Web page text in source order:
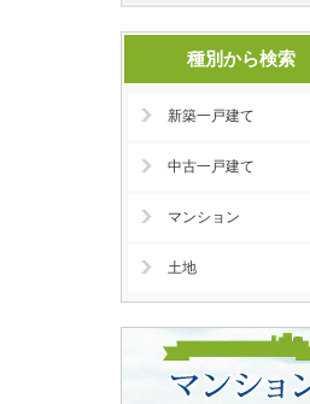
種別から検索
新築一戸建て
中古一戸建て
マンション
土地